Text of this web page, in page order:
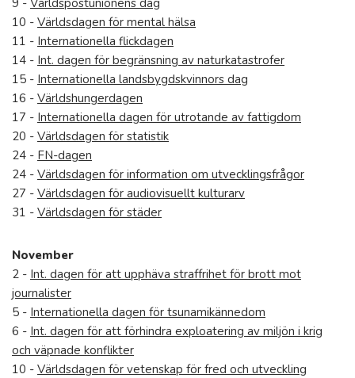
9 - Världspostunionens dag
10 - Världsdagen för mental hälsa
11 - Internationella flickdagen
14 - Int. dagen för begränsning av naturkatastrofer
15 - Internationella landsbygdskvinnors dag
16 - Världshungerdagen
17 - Internationella dagen för utrotande av fattigdom
20 - Världsdagen för statistik
24 - FN-dagen
24 - Världsdagen för information om utvecklingsfrågor
27 - Världsdagen för audiovisuellt kulturarv
31 - Världsdagen för städer
November
2 - Int. dagen för att upphäva straffrihet för brott mot
journalister
5 - Internationella dagen för tsunamikännedom
6 - Int. dagen för att förhindra exploatering av miljön i krig
och väpnade konflikter
10 - Världsdagen för vetenskap för fred och utveckling